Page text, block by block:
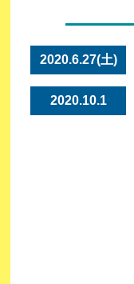
2020.6.27(土)
2020.10.1